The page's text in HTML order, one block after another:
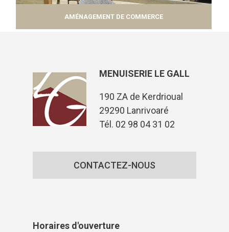
AMÉNAGEMENT DE COMMERCE
MENUISERIE LE GALL
190 ZA de Kerdrioual
29290 Lanrivoaré
Tél. 02 98 04 31 02
CONTACTEZ-NOUS
Horaires d'ouverture